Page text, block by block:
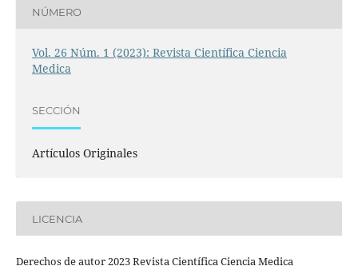
NÚMERO
Vol. 26 Núm. 1 (2023): Revista Científica Ciencia
Medica
SECCIÓN
Artículos Originales
LICENCIA
Derechos de autor 2023 Revista Científica Ciencia Medica